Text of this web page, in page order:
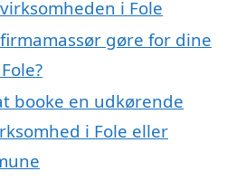
i Fole
gøre for dine
booke en udkørende
i Fole eller